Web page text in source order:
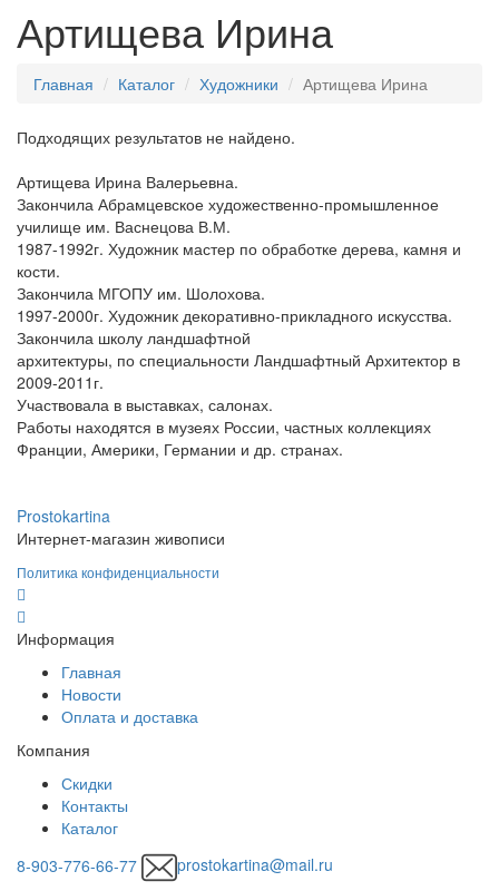
Артищева Ирина
Главная Каталог Художники Артищева Ирина
Подходящих результатов не найдено.
Артищева Ирина Валерьевна.
Закончила Абрамцевское художественно-промышленное
училище им. Васнецова В.М.
1987-1992г. Художник мастер по обработке дерева, камня и
кости.
Закончила МГОПУ им. Шолохова.
1997-2000г. Художник декоративно-прикладного искусства.
Закончила школу ландшафтной
архитектуры, по специальности Ландшафтный Архитектор в
2009-2011г.
Участвовала в выставках, салонах.
Работы находятся в музеях России, частных коллекциях
Франции, Америки, Германии и др. странах.
Prostokartina
Интернет-магазин живописи
Политика конфиденциальности
Информация
Главная
Новости
Оплата и доставка
Компания
Скидки
Контакты
Каталог
8-903-776-66-77
prostokartina@mail.ru